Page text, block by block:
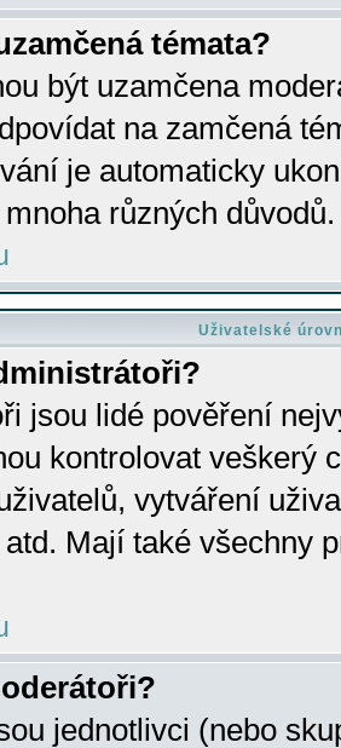
témata?
být uzamčena
na zamčená
je automaticky
různých důvodů.
Uživatelské
jsou lidé pověření
kontrolovat veškerý
vytváření
Mají také všechny
jednotlivci (nebo